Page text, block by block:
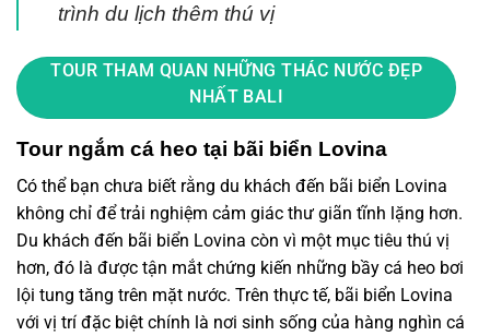
trình du lịch thêm thú vị
TOUR THAM QUAN NHỮNG THÁC NƯỚC ĐẸP
NHẤT BALI
Tour ngắm cá heo tại bãi biển Lovina
Có thể bạn chưa biết rằng du khách đến bãi biển Lovina
không chỉ để trải nghiệm cảm giác thư giãn tĩnh lặng hơn.
Du khách đến bãi biển Lovina còn vì một mục tiêu thú vị
hơn, đó là được tận mắt chứng kiến những bầy cá heo bơi
lội tung tăng trên mặt nước. Trên thực tế, bãi biển Lovina
với vị trí đặc biệt chính là nơi sinh sống của hàng nghìn cá